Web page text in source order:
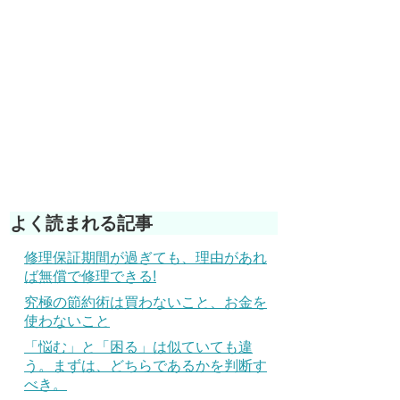
よく読まれる記事
修理保証期間が過ぎても、理由があれ
ば無償で修理できる!
究極の節約術は買わないこと、お金を
使わないこと
「悩む」と「困る」は似ていても違
う。まずは、どちらであるかを判断す
べき。